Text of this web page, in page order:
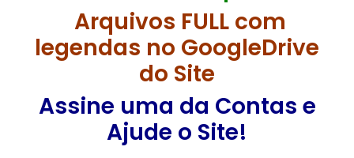
Arquivos FULL com
legendas no GoogleDrive
do Site
Assine uma da Contas e
Ajude o Site!